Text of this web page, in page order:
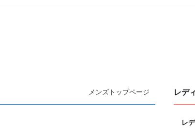
メンズトップページ レデ
レ